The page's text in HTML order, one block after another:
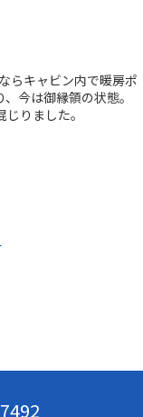
らキャビン内で暖房ポ
今は御縁領の状態。
りました。